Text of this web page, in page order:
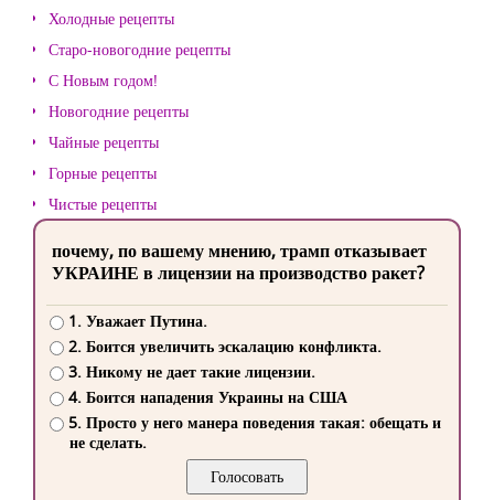
Холодные рецепты
Старо-новогодние рецепты
С Новым годом!
Новогодние рецепты
Чайные рецепты
Горные рецепты
Чистые рецепты
почему, по вашему мнению, трамп отказывает
УКРАИНЕ в лицензии на производство ракет?
1. Уважает Путина.
2. Боится увеличить эскалацию конфликта.
3. Никому не дает такие лицензии.
4. Боится нападения Украины на США
5. Просто у него манера поведения такая: обещать и
не сделать.